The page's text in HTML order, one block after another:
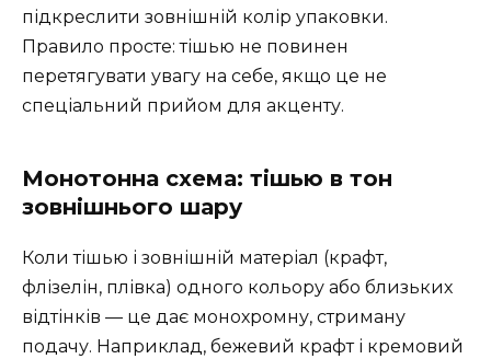
підкреслити зовнішній колір упаковки.
Правило просте: тішью не повинен
перетягувати увагу на себе, якщо це не
спеціальний прийом для акценту.
Монотонна схема: тішью в тон
зовнішнього шару
Коли тішью і зовнішній матеріал (крафт,
флізелін, плівка) одного кольору або близьких
відтінків — це дає монохромну, стриману
подачу. Наприклад, бежевий крафт і кремовий